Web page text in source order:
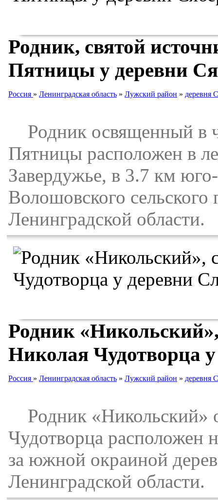
Родник, святой
Пятницы у деревни
Россия » Ленинградская область » Лужский район » деревня
Родник освященный в
Пятницы расположен в
Завердужье, в 3.7 км
Волошовского
Ленинградской области.
Родник
Николая Чудотворца
Россия » Ленинградская область » Лужский район » деревня
Родник «Никольский»
Чудотворца расположен
за южной окраиной
Ленинградской области.